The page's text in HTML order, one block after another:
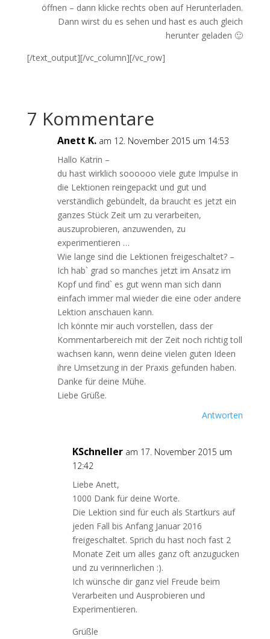
öffnen – dann klicke rechts oben auf Herunterladen.
Dann wirst du es sehen und hast es auch gleich
herunter geladen 🙂
[/text_output][/vc_column][/vc_row]
7 Kommentare
Anett K. am 12. November 2015 um 14:53
Hallo Katrin –
du hast wirklich soooooo viele gute Impulse in
die Lektionen reingepackt und gut und
verständlich gebündelt, da braucht es jetzt ein
ganzes Stück Zeit um zu verarbeiten,
auszuprobieren, anzuwenden, zu
experimentieren …
Wie lange sind die Lektionen freigeschaltet? –
Ich hab` grad so manches jetzt im Ansatz im
Kopf und find` es gut wenn man sich dann
einfach immer mal wieder die eine oder andere
Lektion anschauen kann.
Ich könnte mir auch vorstellen, dass der
Kommentarbereich mit der Zeit noch richtig toll
wachsen kann, wenn deine vielen guten Ideen
ihre Umsetzung in der Praxis gefunden haben.
Danke für deine Mühe.
Liebe Grüße.
Antworten
KSchneller am 17. November 2015 um
12:42
Liebe Anett,
1000 Dank für deine Worte.
Die Lektion sind für euch als Startkurs auf
jeden Fall bis Anfang Januar 2016
freigeschaltet. Sprich du hast noch fast 2
Monate Zeit um alles ganz oft anzugucken
und zu verinnerlichen :).
Ich wünsche dir ganz viel Freude beim
Verarbeiten und Ausprobieren und
Experimentieren.
Grüßle